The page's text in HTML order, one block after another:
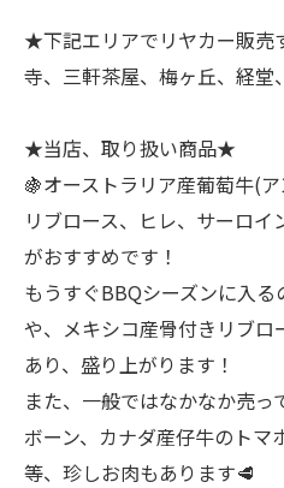
★下記エリアでリヤカー販売
寺、三軒茶屋、梅ヶ丘、経堂
★当店、取り扱い商品★
🍇オーストラリア産葡萄牛(
リブロース、ヒレ、サーロ
がおすすめです！
もうすぐBBQシーズンに入
や、メキシコ産骨付きリブロ
あり、盛り上がります！
また、一般ではなかなか売
ボーン、カナダ産仔牛のトマ
等、珍しお肉もあります🥩